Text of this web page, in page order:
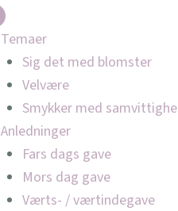
Temaer
Sig det med blomster
Velvære
Smykker med
Anledninger
Fars dags gave
Mors dag gave
Værts- / værtindegave